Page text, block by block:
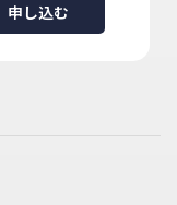
申し込む